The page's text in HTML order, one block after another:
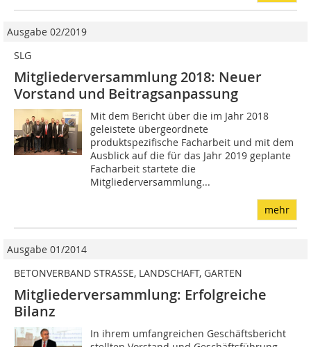
Ausgabe 02/2019
SLG
Mitgliederversammlung 2018: Neuer
Vorstand und Beitragsanpassung
Mit dem Bericht über die im Jahr 2018
geleistete übergeordnete
produktspezifische Facharbeit und mit dem
Ausblick auf die für das Jahr 2019 geplante
Facharbeit startete die
Mitgliederversammlung...
mehr
Ausgabe 01/2014
BETONVERBAND STRASSE, LANDSCHAFT, GARTEN
Mitgliederversammlung: Erfolgreiche
Bilanz
In ihrem umfangreichen Geschäftsbericht